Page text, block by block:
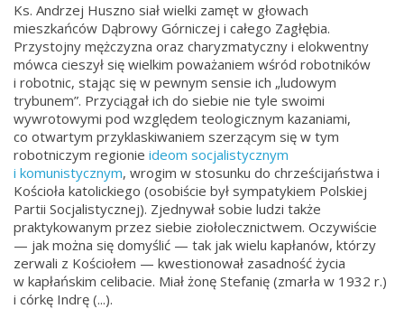
Ks. Andrzej Huszno siał wielki zamęt w głowach
mieszkańców Dąbrowy Górniczej i całego Zagłębia.
Przystojny mężczyzna oraz charyzmatyczny i elokwentny
mówca cieszył się wielkim poważaniem wśród robotników
i robotnic, stając się w pewnym sensie ich „ludowym
trybunem”. Przyciągał ich do siebie nie tyle swoimi
wywrotowymi pod względem teologicznym kazaniami,
co otwartym przyklaskiwaniem szerzącym się w tym
robotniczym regionie ideom socjalistycznym
i komunistycznym, wrogim w stosunku do chrześcijaństwa i
Kościoła katolickiego (osobiście był sympatykiem Polskiej
Partii Socjalistycznej). Zjednywał sobie ludzi także
praktykowanym przez siebie ziołolecznictwem. Oczywiście
— jak można się domyślić — tak jak wielu kapłanów, którzy
zerwali z Kościołem — kwestionował zasadność życia
w kapłańskim celibacie. Miał żonę Stefanię (zmarła w 1932 r.)
i córkę Indrę (...).